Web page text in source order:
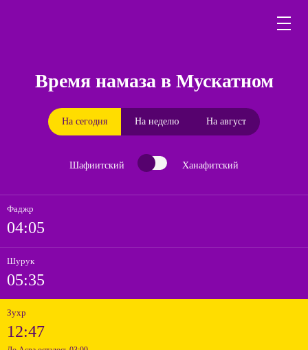
Время намаза в Мускатном
На сегодня На неделю На август
Шафиитский Ханафитский
Фаджр
04:05
Шурук
05:35
Зухр
12:47